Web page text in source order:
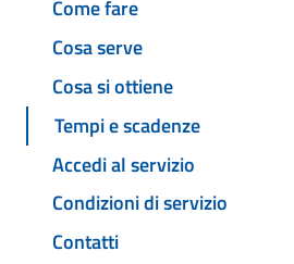
Come fare
Cosa serve
Cosa si ottiene
Tempi e scadenze
Accedi al servizio
Condizioni di servizio
Contatti